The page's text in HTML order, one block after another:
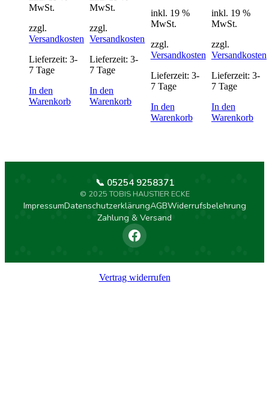
MwSt.
zzgl.
Versandkosten
Lieferzeit: 3-
7 Tage
In den
Warenkorb
MwSt.
zzgl.
Versandkosten
Lieferzeit:3-
7 Tage
In den
Warenkorb
inkl. 19 %
MwSt.
zzgl.
Versandkosten
Lieferzeit: 3-
7 Tage
In den
Warenkorb
inkl. 19 %
MwSt.
zzgl.
Versandkosten
Lieferzeit: 3-
7 Tage
In den
Warenkorb
ImpressumDatenschutzerklärungAGBWiderrufsbelehrung
Zahlung & Versand
📞 05254 9258371
© 2025 TOBIS HAUSTIER ECKE
Vertrag widerrufen